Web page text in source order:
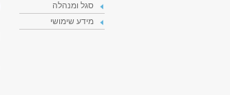
סגל ומנהלה
מידע שימושי